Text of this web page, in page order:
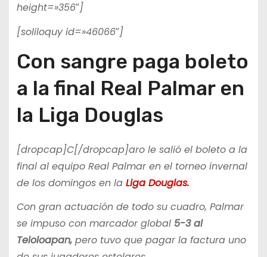
height=»356″]
[soliloquy id=»46066″]
Con sangre paga boleto
a la final Real Palmar en
la Liga Douglas
[dropcap]C[/dropcap]aro le salió el boleto a la
final al equipo Real Palmar en el torneo invernal
de los domingos en la Liga Douglas.
Con gran actuación de todo su cuadro, Palmar
se impuso con marcador global 5-3 al
Teloloapan,pero tuvo que pagar la factura uno